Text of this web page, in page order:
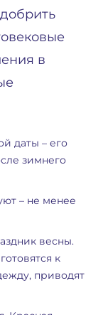
в
даты – его
зимнего
– не менее
весны.
к
приводят